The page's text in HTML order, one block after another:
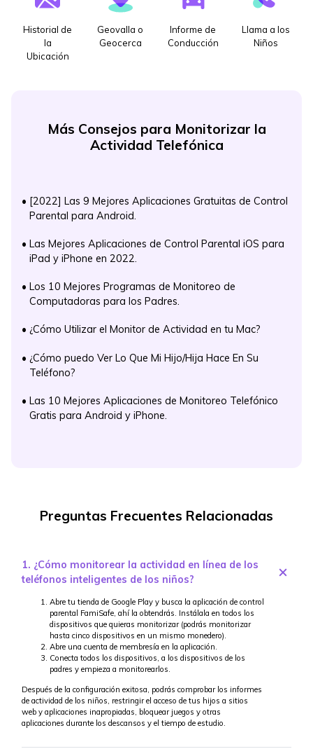
Historial de
la
Ubicación
Geovalla o
Geocerca
Informe de
Conducción
Llama a los
Niños
Más Consejos para Monitorizar la
Actividad Telefónica
• [2022] Las 9 Mejores Aplicaciones Gratuitas de Control
Parental para Android.
• Las Mejores Aplicaciones de Control Parental iOS para
iPad y iPhone en 2022.
• Los 10 Mejores Programas de Monitoreo de
Computadoras para los Padres.
• ¿Cómo Utilizar el Monitor de Actividad en tu Mac?
• ¿Cómo puedo Ver Lo Que Mi Hijo/Hija Hace En Su
Teléfono?
• Las 10 Mejores Aplicaciones de Monitoreo Telefónico
Gratis para Android y iPhone.
Preguntas Frecuentes Relacionadas
1. ¿Cómo monitorear la actividad en línea de los
teléfonos inteligentes de los niños?
Abre tu tienda de Google Play y busca la aplicación de control
parental FamiSafe, ahí la obtendrás. Instálala en todos los
dispositivos que quieras monitorizar (podrás monitorizar
hasta cinco dispositivos en un mismo monedero).
Abre una cuenta de membresía en la aplicación.
Conecta todos los dispositivos, a los dispositivos de los
padres y empieza a monitorearlos.
Después de la configuración exitosa, podrás comprobar los informes
de actividad de los niños, restringir el acceso de tus hijos a sitios
web y aplicaciones inapropiadas, bloquear juegos y otras
aplicaciones durante los descansos y el tiempo de estudio.